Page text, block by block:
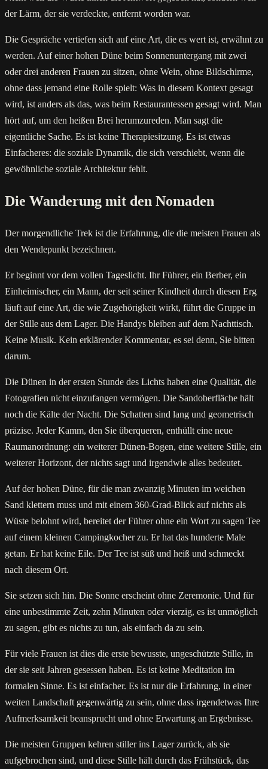
der Lärm, der sie verdeckte, entfernt worden war.
Die Gespräche vertiefen sich auf eine Art, die es wert ist, erwähnt zu
werden. Auf einer hohen Düne beim Sonnenuntergang mit zwei
oder drei anderen Frauen zu sitzen, ohne Wein, ohne Bildschirme,
ohne dass jemand eine Rolle spielt: Was in diesem Kontext gesagt
wird, ist anders als das, was beim Restaurantessen gesagt wird. Man
hört auf, um den heißen Brei herumzureden. Man sagt die
eigentliche Sache. Es ist keine Therapiesitzung. Es ist etwas
Einfacheres: die soziale Dynamik, die sich verschiebt, wenn die
gewöhnliche soziale Architektur fehlt.
Die Wanderung mit den Nomaden
Der morgendliche Trek ist die Erfahrung, die die meisten Frauen als
den Wendepunkt bezeichnen.
Er beginnt vor dem vollen Tageslicht. Ihr Führer, ein Berber, ein
Einheimischer, ein Mann, der seit seiner Kindheit durch diesen Erg
läuft auf eine Art, die wie Zugehörigkeit wirkt, führt die Gruppe in
der Stille aus dem Lager. Die Handys bleiben auf dem Nachttisch.
Keine Musik. Kein erklärender Kommentar, es sei denn, Sie bitten
darum.
Die Dünen in der ersten Stunde des Lichts haben eine Qualität, die
Fotografien nicht einzufangen vermögen. Die Sandoberfläche hält
noch die Kälte der Nacht. Die Schatten sind lang und geometrisch
präzise. Jeder Kamm, den Sie überqueren, enthüllt eine neue
Raumanordnung: ein weiterer Dünen-Bogen, eine weitere Stille, ein
weiterer Horizont, der nichts sagt und irgendwie alles bedeutet.
Auf der hohen Düne, für die man zwanzig Minuten im weichen
Sand klettern muss und mit einem 360-Grad-Blick auf nichts als
Wüste belohnt wird, bereitet der Führer ohne ein Wort zu sagen Tee
auf einem kleinen Campingkocher zu. Er hat das hunderte Male
getan. Er hat keine Eile. Der Tee ist süß und heiß und schmeckt
nach diesem Ort.
Sie setzen sich hin. Die Sonne erscheint ohne Zeremonie. Und für
eine unbestimmte Zeit, zehn Minuten oder vierzig, es ist unmöglich
zu sagen, gibt es nichts zu tun, als einfach da zu sein.
Für viele Frauen ist dies die erste bewusste, ungeschützte Stille, in
der sie seit Jahren gesessen haben. Es ist keine Meditation im
formalen Sinne. Es ist einfacher. Es ist nur die Erfahrung, in einer
weiten Landschaft gegenwärtig zu sein, ohne dass irgendetwas Ihre
Aufmerksamkeit beansprucht und ohne Erwartung an Ergebnisse.
Die meisten Gruppen kehren stiller ins Lager zurück, als sie
aufgebrochen sind, und diese Stille hält durch das Frühstück, das